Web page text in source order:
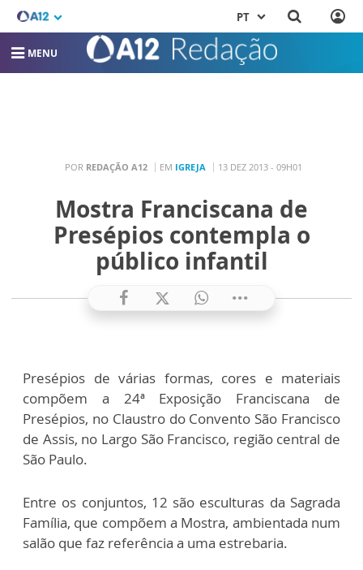
PT
MENU
POR REDAÇÃO A12 EM IGREJA 13 DEZ 2013 - 09H01
Mostra Franciscana de
Presépios contempla o
público infantil
Presépios de várias formas, cores e materiais
compõem a 24ª Exposição Franciscana de
Presépios, no Claustro do Convento São Francisco
de Assis, no Largo São Francisco, região central de
São Paulo.
Entre os conjuntos, 12 são esculturas da Sagrada
Família, que compõem a Mostra, ambientada num
salão que faz referência a uma estrebaria.